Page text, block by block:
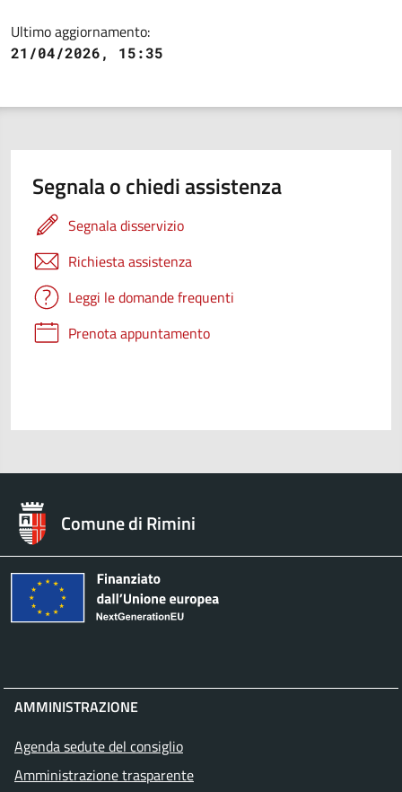
Ultimo aggiornamento:
21/04/2026, 15:35
Segnala o chiedi assistenza
Segnala disservizio
Richiesta assistenza
Leggi le domande frequenti
Prenota appuntamento
Comune di Rimini
AMMINISTRAZIONE
Agenda sedute del consiglio
Amministrazione trasparente